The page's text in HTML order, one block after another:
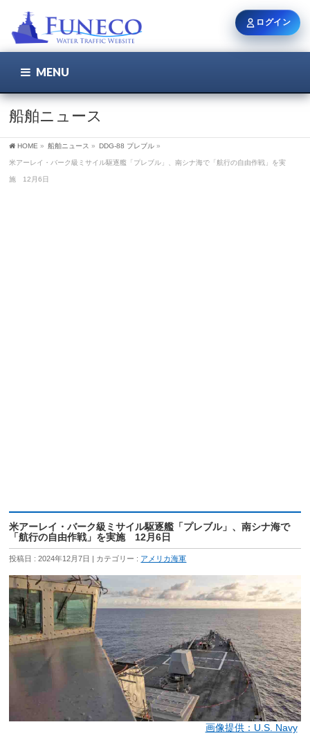
MENU
船舶ニュース
HOME » 船舶ニュース » DDG-88 プレブル »
米アーレイ・バーク級ミサイル駆逐艦「プレブル」、南シナ海で「航行の自由作戦」を実
施 12月6日
米アーレイ・バーク級ミサイル駆逐艦「プレブル」、南シナ海で
「航行の自由作戦」を実施 12月6日
投稿日 : 2024年12月7日 カテゴリー : アメリカ海軍
画像提供：U.S. Navy
ログイン
ユーザー名 / メール